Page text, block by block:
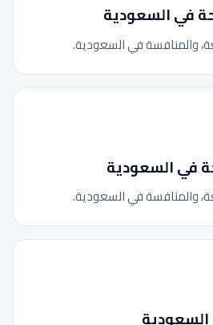
في السعودية
والمنافسة في السعودية.
في السعودية
والمنافسة في السعودية.